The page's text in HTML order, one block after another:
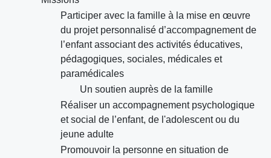
Participer avec la famille à la mise en œuvre
du projet personnalisé d’accompagnement de
l’enfant associant des activités éducatives,
pédagogiques, sociales, médicales et
paramédicales
Un soutien auprès de la famille
Réaliser un accompagnement psychologique
et social de l’enfant, de l'adolescent ou du
jeune adulte
Promouvoir la personne en situation de